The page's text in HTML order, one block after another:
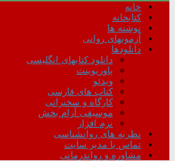
خانه
کتابخانه
نوشته ها
آزمونهای روانی
دانلودها
دانلود کتابهای انگلیسی
پاورپوینت
ویدئو
کتاب های فارسی
کارگاه و سخنرانی
موسیقی آرام بخش
نرم افزار
نظریه های روانشناسی
تماس با مدیر سایت
مشاوره و رواندرمانی